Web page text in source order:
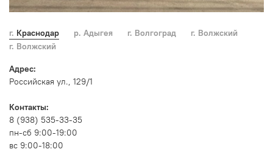
г. Краснодар р. Адыгея г. Волгоград
г. Волжский
г. Волжский
Адрес:
Российская ул., 129/1
Контакты:
8 (938) 535-33-35
пн-сб 9:00-19:00
вс 9:00-18:00